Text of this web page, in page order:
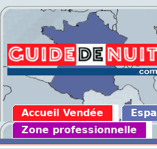
Accueil Vendée
Zone professionnelle